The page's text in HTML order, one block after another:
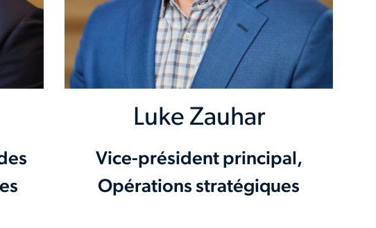
Luke Zauhar
Vice-président principal,
Opérations stratégiques